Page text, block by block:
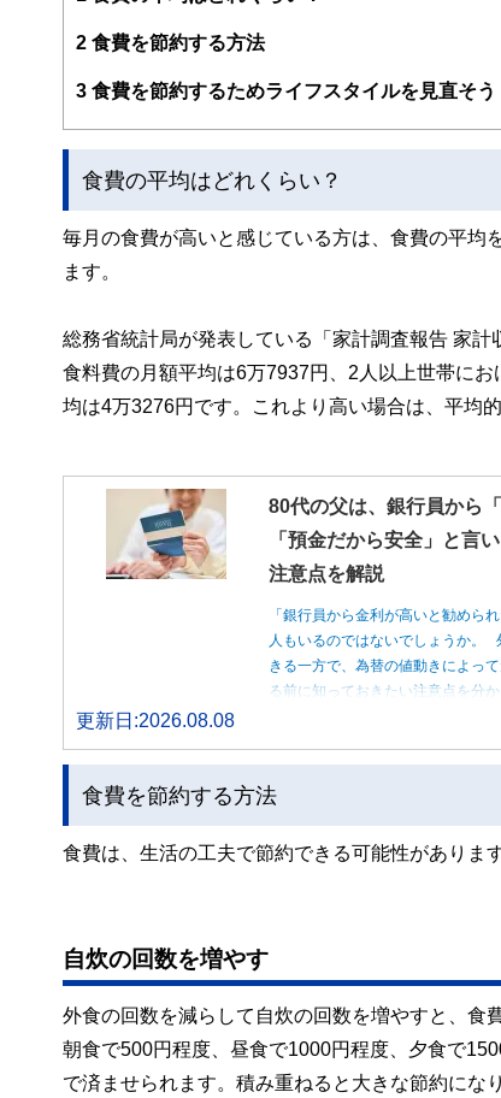
FinancialFieldの特徴は、ファイナンシャルプラン
ー、公認会計士、社会保険労務士、行政書士、投資
私たちは、快適でより良い生活のアイデアを提供す
2 食費を節約する方法
3 食費を節約するためライフスタイルを見直そう
食費の平均はどれくらい？
毎月の食費が高いと感じている方は、食費の平均
ます。
総務省統計局が発表している「家計調査報告 家
食料費の月額平均は6万7937円、2人以上世帯に
均は4万3276円です。これより高い場合は、平均
80代の父は、銀行員から
「預金だから安全」と言
注意点を解説
「銀行員から金利が高いと勧めら
人もいるのではないでしょうか。
きる一方で、為替の値動きによっ
る前に知っておきたい注意点を分
更新日:2026.08.08
食費を節約する方法
食費は、生活の工夫で節約できる可能性がありま
自炊の回数を増やす
外食の回数を減らして自炊の回数を増やすと、食
朝食で500円程度、昼食で1000円程度、夕食で
で済ませられます。積み重ねると大きな節約にな